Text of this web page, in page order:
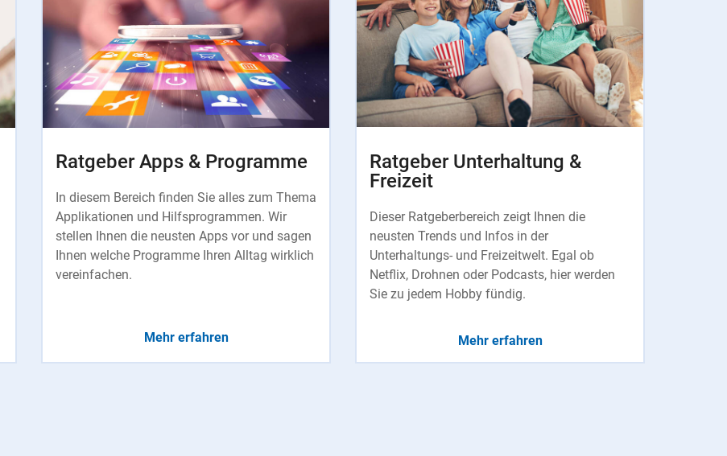
Ratgeber Apps & Programme
In diesem Bereich finden Sie alles zum Thema
Applikationen und Hilfsprogrammen. Wir
stellen Ihnen die neusten Apps vor und sagen
Ihnen welche Programme Ihren Alltag wirklich
vereinfachen.
Mehr erfahren
Ratgeber Unterhaltung &
Freizeit
Dieser Ratgeberbereich zeigt Ihnen die
neusten Trends und Infos in der
Unterhaltungs- und Freizeitwelt. Egal ob
Netflix, Drohnen oder Podcasts, hier werden
Sie zu jedem Hobby fündig.
Mehr erfahren